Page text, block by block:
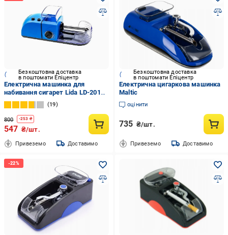
Безкоштовна доставка
в поштомати Епіцентр
Електрична машинка для
набивання сигарет Lida LD-2015
з реверсом Синій (27011)
19
800 -253 ₴
547 ₴/шт.
Привеземо Доставимо
Безкоштовна доставка
в поштомати Епіцентр
Електрична цигаркова машинка
Maltic
оцінити
735 ₴/шт.
Привеземо Доставимо